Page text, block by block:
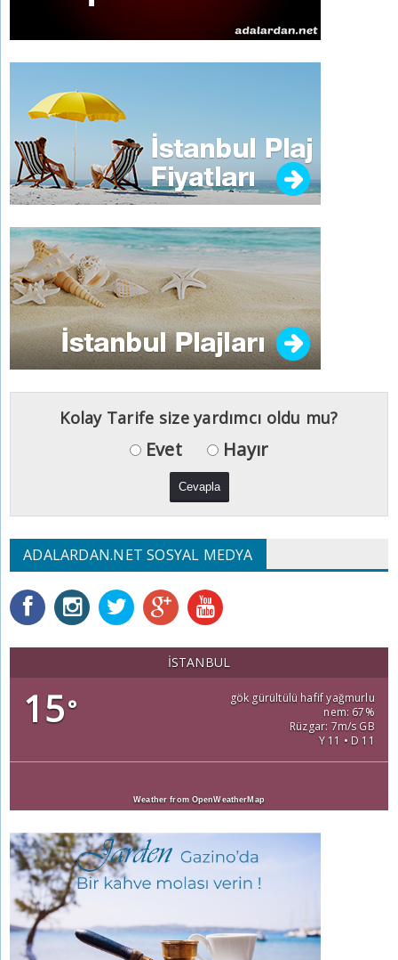
Kolay Tarife size yardımcı oldu mu?
Evet Hayır
ADALARDAN.NET SOSYAL MEDYA
İSTANBUL
15°
gök gürültülü hafif yağmurlu
nem: 67%
Rüzgar: 7m/s GB
Y 11 • D 11
Weather from OpenWeatherMap